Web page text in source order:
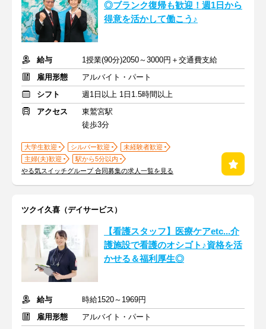
◎ブランク復帰も歓迎！週1日から
得意を活かして働こう♪
給与
1授業(90分)2050～3000円＋交通費支給
雇用形態
アルバイト・パート
シフト
週1日以上 1日1.5時間以上
アクセス
東鷲宮駅
徒歩3分
大学生歓迎 シルバー歓迎
未経験者歓迎
主婦(夫)歓迎
駅から5分以内
やる気スイッチグループ 合同募集の求人一覧を見る
ツクイ久喜（デイサービス）
【看護スタッフ】医療ケアetc...介
護施設で看護のオシゴト♪資格を活
かせる＆福利厚生◎
給与
時給1520～1969円
雇用形態
アルバイト・パート